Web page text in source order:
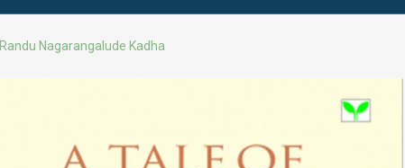
Randu Nagarangalude Kadha